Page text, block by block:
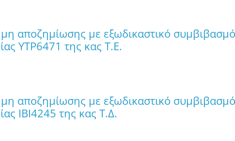
αποζημίωσης με εξωδικαστικό συμβιβασμό
ΥΤΡ6471 της κας Τ.Ε.
αποζημίωσης με εξωδικαστικό συμβιβασμό
ΙΒΙ4245 της κας Τ.Δ.